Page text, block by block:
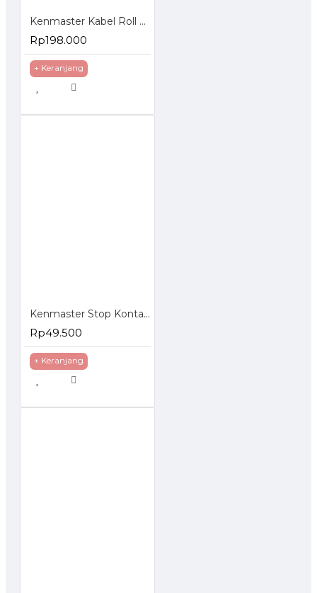
Kenmaster Kabel Roll 4 Lubang 12 Meter
Rp198.000
+ Keranjang
Kenmaster Stop Kontak Timer Listrik Manual
Rp49.500
+ Keranjang